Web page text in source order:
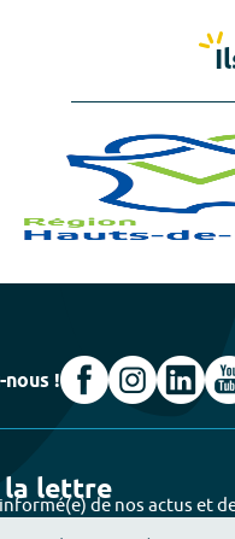
nous !
la lettrede nos actus et